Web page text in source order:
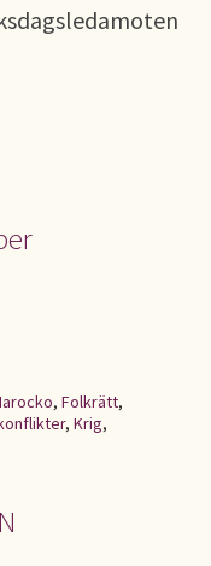
, Folkrätt,
, Krig,